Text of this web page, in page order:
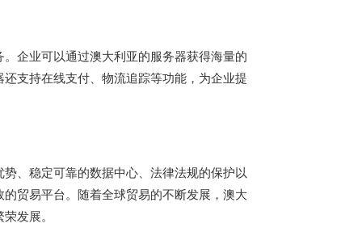
企业可以通过澳大利亚的服务器获得海量的
支持在线支付、物流追踪等功能，为企业提
、稳定可靠的数据中心、法律法规的保护以
贸易平台。随着全球贸易的不断发展，澳大
发展。